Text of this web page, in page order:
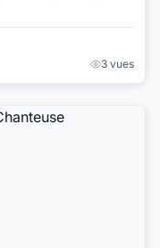
3 vues